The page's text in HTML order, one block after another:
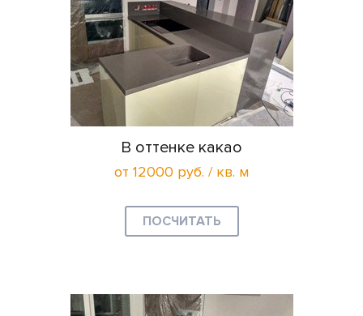
В оттенке какао
от 12000 руб. / кв. м
ПОСЧИТАТЬ